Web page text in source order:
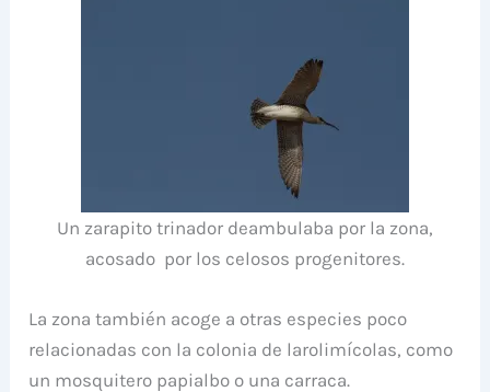
Un zarapito trinador deambulaba por la zona,
acosado por los celosos progenitores.
La zona también acoge a otras especies poco
relacionadas con la colonia de larolimícolas, como
un mosquitero papialbo o una carraca.